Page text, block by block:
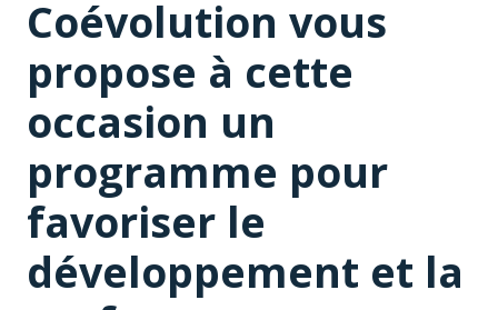
Coévolution vous
propose à cette
occasion un
programme pour
favoriser le
développement et la